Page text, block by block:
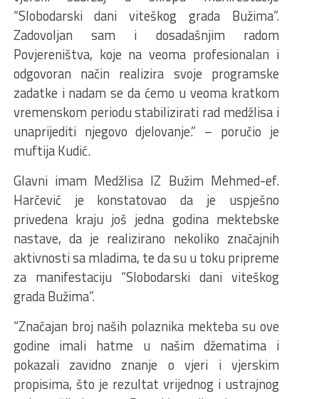
“Slobodarski dani viteškog grada Bužima”.
Zadovoljan sam i dosadašnjim radom
Povjereništva, koje na veoma profesionalan i
odgovoran način realizira svoje programske
zadatke i nadam se da ćemo u veoma kratkom
vremenskom periodu stabilizirati rad medžlisa i
unaprijediti njegovo djelovanje.” – poručio je
muftija Kudić.
Glavni imam Medžlisa IZ Bužim Mehmed-ef.
Harčević je konstatovao da je uspješno
privedena kraju još jedna godina mektebske
nastave, da je realizirano nekoliko značajnih
aktivnosti sa mladima, te da su u toku pripreme
za manifestaciju “Slobodarski dani viteškog
grada Bužima”.
“Značajan broj naših polaznika mekteba su ove
godine imali hatme u našim džematima i
pokazali zavidno znanje o vjeri i vjerskim
propisima, što je rezultat vrijednog i ustrajnog